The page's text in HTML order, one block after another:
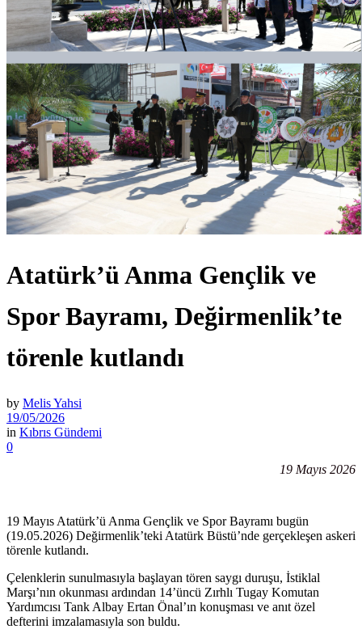
Atatürk’ü Anma Gençlik ve
Spor Bayramı, Değirmenlik’te
törenle kutlandı
by Melis Yahsi
19/05/2026
in Kıbrıs Gündemi
0
19 Mayıs 2026
19 Mayıs Atatürk’ü Anma Gençlik ve Spor Bayramı bugün
(19.05.2026) Değirmenlik’teki Atatürk Büstü’nde gerçekleşen askeri
törenle kutlandı.
Çelenklerin sunulmasıyla başlayan tören saygı duruşu, İstiklal
Marşı’nın okunması ardından 14’üncü Zırhlı Tugay Komutan
Yardımcısı Tank Albay Ertan Önal’ın konuşması ve anıt özel
defterini imzalamasıyla son buldu.